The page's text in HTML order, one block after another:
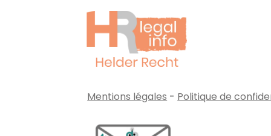
Mentions légales - Politique de